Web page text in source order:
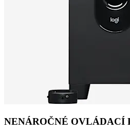
NENÁROČNÉ OVLÁDACÍ